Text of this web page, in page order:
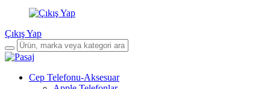
Çıkış Yap
Cep Telefonu-Aksesuar